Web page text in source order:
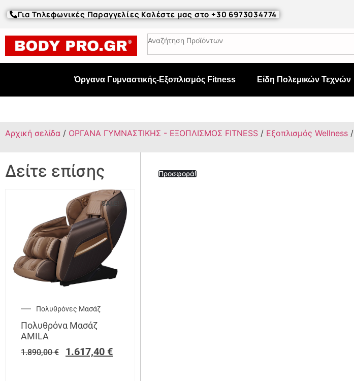
Για Τηλεφωνικές Παραγγελίες Καλέστε μας στο +30 6973034774
Όργανα Γυμναστικής-Εξοπλισμός Fitness Είδη Πολεμικών Τεχνών
Αρχική σελίδα / ΟΡΓΑΝΑ ΓΥΜΝΑΣΤΙΚΗΣ - ΕΞΟΠΛΙΣΜΟΣ FITNESS / Εξοπλισμός Wellness
Δείτε επίσης
SALE!
Πολυθρόνες Μασάζ
Πολυθρόνα Μασάζ
AMILA
1.890,00€ 1.617,40 €
Προσφορά!